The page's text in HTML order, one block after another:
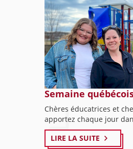
Semaine
Chères éducatrices et
apportez chaque jour
LIRE LA SUITE